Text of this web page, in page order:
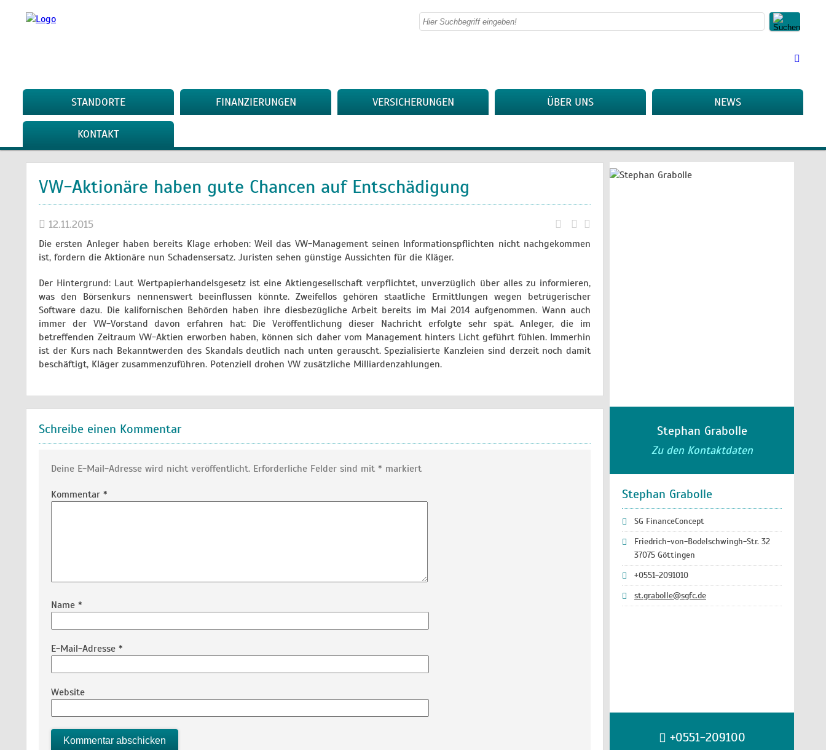
STANDORTE FINANZIERUNGEN VERSICHERUNGEN ÜBER UNS NEWS
KONTAKT
Stephan Grabolle
Zu den Kontaktdaten
Stephan Grabolle
SG FinanceConcept
Friedrich-von-Bodelschwingh-Str. 32
37075 Göttingen
+0551-2091010
st.grabolle@sgfc.de
+0551-209100
VW-Aktionäre haben gute Chancen auf Entschädigung
12.11.2015
Die ersten Anleger haben bereits Klage erhoben: Weil das VW-Management seinen Informationspflichten nicht nachgekommen
ist, fordern die Aktionäre nun Schadensersatz. Juristen sehen günstige Aussichten für die Kläger.
Der Hintergrund: Laut Wertpapierhandelsgesetz ist eine Aktiengesellschaft verpflichtet, unverzüglich über alles zu informieren,
was den Börsenkurs nennenswert beeinflussen könnte. Zweifellos gehören staatliche Ermittlungen wegen betrügerischer
Software dazu. Die kalifornischen Behörden haben ihre diesbezügliche Arbeit bereits im Mai 2014 aufgenommen. Wann auch
immer der VW-Vorstand davon erfahren hat: Die Veröffentlichung dieser Nachricht erfolgte sehr spät. Anleger, die im
betreffenden Zeitraum VW-Aktien erworben haben, können sich daher vom Management hinters Licht geführt fühlen. Immerhin
ist der Kurs nach Bekanntwerden des Skandals deutlich nach unten gerauscht. Spezialisierte Kanzleien sind derzeit noch damit
beschäftigt, Kläger zusammenzuführen. Potenziell drohen VW zusätzliche Milliardenzahlungen.
Schreibe einen Kommentar
Deine E-Mail-Adresse wird nicht veröffentlicht. Erforderliche Felder sind mit * markiert
Kommentar *
Name *
E-Mail-Adresse *
Website